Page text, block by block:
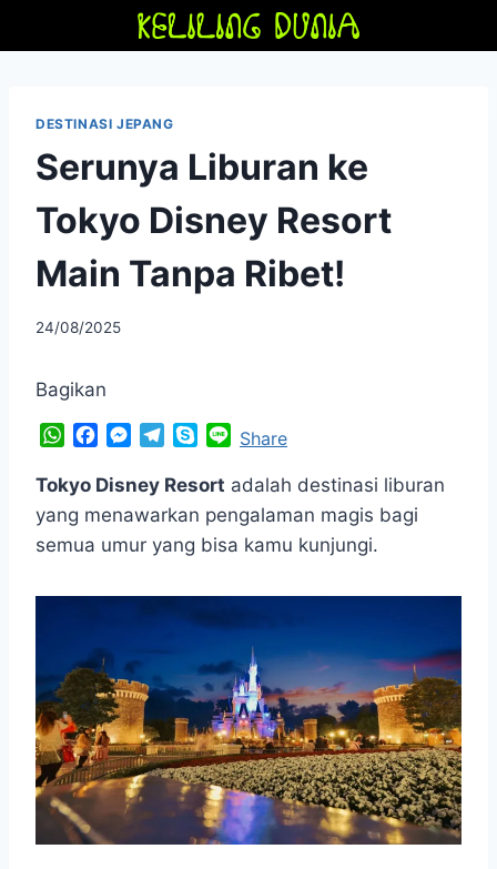
DESTINASI JEPANG
Serunya Liburan ke
Tokyo Disney Resort
Main Tanpa Ribet!
By
24/08/2025
Bagikan
W
a
t
s
A
c
e
o
M
s
s
n
l
e
r
y
p
e
n
e
Share
Tokyo Disney Resort adalah destinasi liburan
yang menawarkan pengalaman magis bagi
semua umur yang bisa kamu kunjungi.